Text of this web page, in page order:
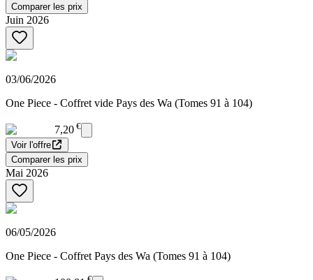
Comparer les prix
Juin 2026
03/06/2026
One Piece - Coffret vide Pays des Wa (Tomes 91 à 104)
7,20 €
Voir l'offre
Comparer les prix
Mai 2026
06/05/2026
One Piece - Coffret Pays des Wa (Tomes 91 à 104)